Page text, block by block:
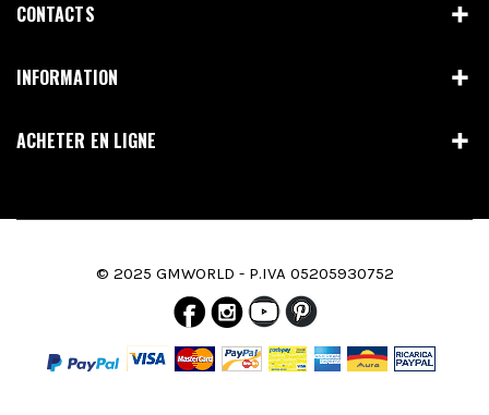
CONTACTS
INFORMATION
ACHETER EN LIGNE
© 2025 GMWORLD - P.IVA 05205930752